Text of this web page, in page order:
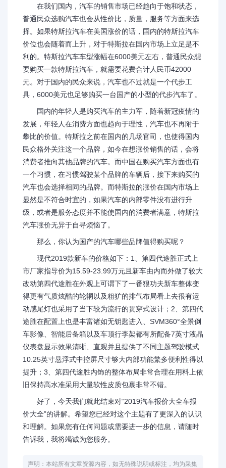
在我们国内，汽车的销售市场已经趋向于饱和状态，
普通民众选购汽车也会从性价比，质量，服务等方面来选
择。如果特斯拉汽车在美国涨价的话，国内的特斯拉汽车
价位也会随着而上升，对于特斯拉在国内市场上立足是不
利的。特斯拉汽车车型涨幅在6000美元左右，普通民众想
要购买一款特斯拉汽车，就需要花费合计人民币42000
元。对于国内的民众来说，汽车也不过就是一个代步工
具，6000美元也足够购买一台国产的小型的代步汽车了。
国内的年轻人是购买汽车的主力军，随着新冠疫情的
发展，年轻人在消费方面也趋向于理性，汽车也不再附于
攀比的价值。特斯拉之前在国内的几场官司，也使得国内
民众格外关注这一个品牌，如今在想涨价销售的话，会将
消费者推向其他品牌的汽车。而中国在购买汽车方面也有
一个习惯，在习惯驾驶某个品牌的车辆后，接下来购买的
汽车也会选择相同的品牌。而特斯拉的涨价在国内市场上
显然是不符合时宜的，如果汽车的内部零件没有进行升
级，或者是服务态度并不能使国内的消费者满意，特斯拉
汽车涨价无异于自寻烦恼了。
那么，你认为国产的汽车哪些品牌值得购买呢？
现代2019款新车的价格如下：1、第四代途胜正式上
市厂家指导价为15.59-23.99万元且新车由内而外做了较大
改动第四代途胜在外观上可谓下了一番狠功夫新车整体变
得更有气质炫酷的轮辋以及粗犷的排气布局看上去很有运
动感尾灯也采用了当下较为流行的贯穿式设计；2、第四代
途胜在配置上也是丰富诸如无钥匙进入、SVM360°全景倒
车影像、智能后备箱以及车顶行李架都有所配备7英寸液晶
仪表盘显示效果清晰、直观并且提供了不同主题驾驶模式
10.25英寸悬浮式中控屏尺寸够大内部功能繁多便利性得以
提升；3、第四代途胜内饰的整体布局非常合理在用料上依
旧保持高水准采用大量软性皮质包裹非常不错。
好了，今天我们就此结束对“2019汽车报价大全车报
价大全”的讲解。希望您已经对这个主题有了更深入的认识
和理解。如果您有任何问题或需要进一步的信息，请随时
告诉我，我将竭诚为您服务。
声明：本站所有文章资源内容，如无特殊说明或标注，均为采集